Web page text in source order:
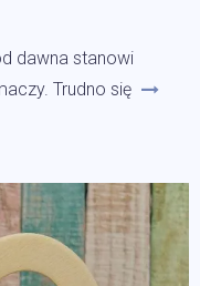
dawna stanowi
Trudno się